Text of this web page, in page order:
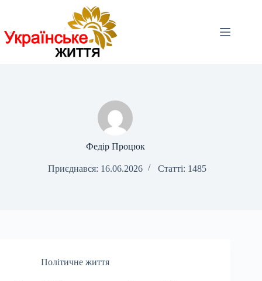
Федір Процюк
Приєднався: 16.06.2026 Статті: 1485
Політичне життя